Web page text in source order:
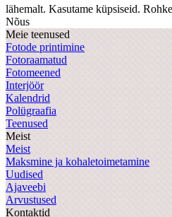
lähemalt. Kasutame küpsiseid.
Nõus
Meie teenused
Fotode printimine
Fotoraamatud
Fotomeened
Interjöör
Kalendrid
Polügraafia
Teenused
Meist
Meist
Maksmine ja kohaletoimetamine
Uudised
Ajaveebi
Arvustused
Kontaktid